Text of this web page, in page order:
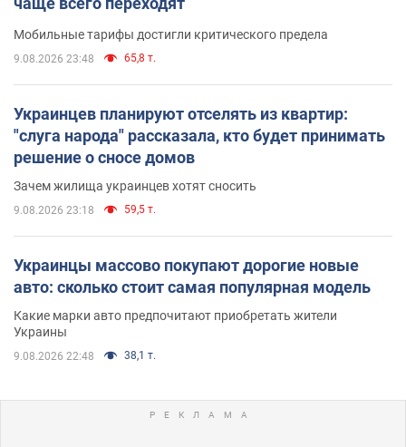
Мобильные тарифы достигли критического предела
9.08.2026 23:48 65,8 т.
Украинцев планируют отселять из квартир:
"слуга народа" рассказала, кто будет принимать
решение о сносе домов
Зачем жилища украинцев хотят сносить
9.08.2026 23:18 59,5 т.
Украинцы массово покупают дорогие новые
авто: сколько стоит самая популярная модель
Какие марки авто предпочитают приобретать жители
Украины
9.08.2026 22:48 38,1 т.